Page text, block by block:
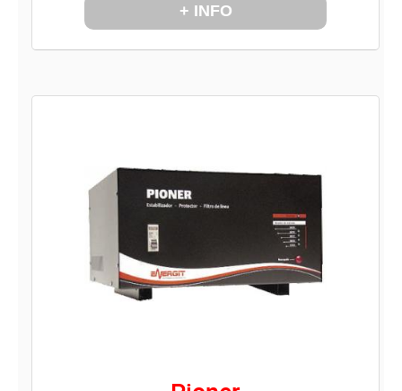
+ INFO